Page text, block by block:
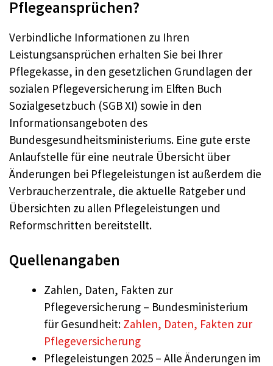
Pflegeansprüchen?
Verbindliche Informationen zu Ihren
Leistungsansprüchen erhalten Sie bei Ihrer
Pflegekasse, in den gesetzlichen Grundlagen der
sozialen Pflegeversicherung im Elften Buch
Sozialgesetzbuch (SGB XI) sowie in den
Informationsangeboten des
Bundesgesundheitsministeriums. Eine gute erste
Anlaufstelle für eine neutrale Übersicht über
Änderungen bei Pflegeleistungen ist außerdem die
Verbraucherzentrale, die aktuelle Ratgeber und
Übersichten zu allen Pflegeleistungen und
Reformschritten bereitstellt.
Quellenangaben
Zahlen, Daten, Fakten zur
Pflegeversicherung – Bundesministerium
für Gesundheit: Zahlen, Daten, Fakten zur
Pflegeversicherung
Pflegeleistungen 2025 – Alle Änderungen im